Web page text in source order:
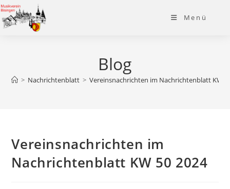
Zum
Inhalt
springen
Menü
Blog
> Nachrichtenblatt > Vereinsnachrichten im Nachrichtenblatt KW
Vereinsnachrichten im
Nachrichtenblatt KW 50 2024